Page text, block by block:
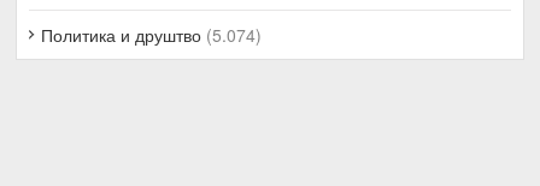
Политика и друштво (5.074)